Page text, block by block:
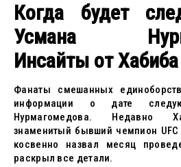
Когда будет
Усмана
Инсайты от Хабиба
Фанаты смешанных
информации о дате
Нурмагомедова. Недавно
знаменитый бывший чемпион
косвенно назвал месяц
раскрыл все детали.